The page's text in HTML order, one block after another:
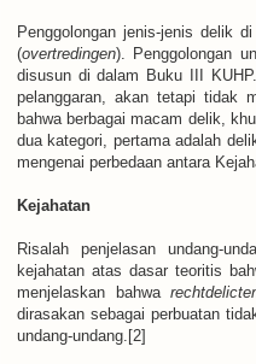
Penggolongan jenis-jenis delik
(overtredingen). Penggolongan
disusun di dalam Buku III
pelanggaran, akan tetapi tidak
bahwa berbagai macam delik,
dua kategori, pertama adalah
mengenai perbedaan antara
Kejahatan
Risalah penjelasan undang-
kejahatan atas dasar teoritis
menjelaskan bahwa
dirasakan sebagai perbuatan
undang-undang.[2]